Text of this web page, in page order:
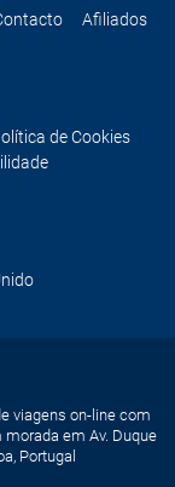
Afiliados
de Cookies
viagens on-line com
morada em Av. Duque
Portugal